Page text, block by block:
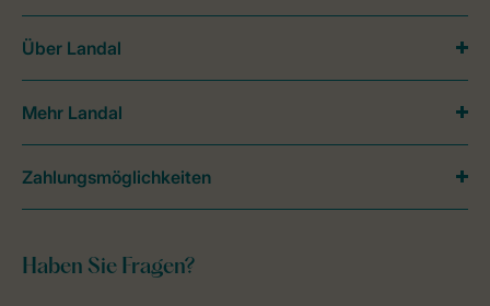
Haben Sie Fragen?
Über Landal
Mehr Landal
Zahlungsmöglichkeiten